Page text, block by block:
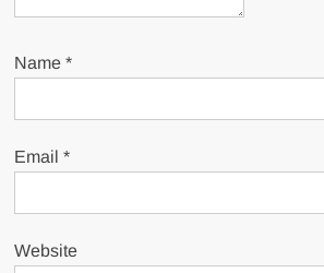
Name*
Email*
Website